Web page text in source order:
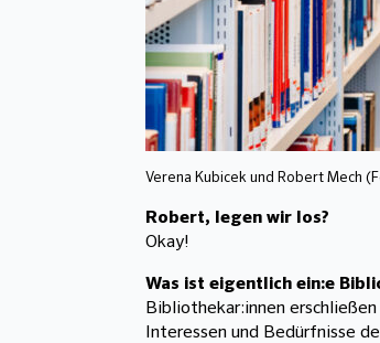
Verena Kubicek und Robert Mech
Robert, legen wir los?
Okay!
Was ist eigentlich ein:e
Bibliothekar:innen
Interessen und Bedürfnisse